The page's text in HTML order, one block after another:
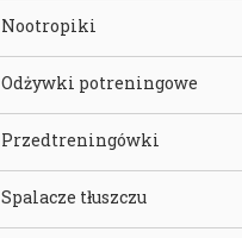
Nootropiki
Odżywki potreningowe
Przedtreningówki
Spalacze tłuszczu